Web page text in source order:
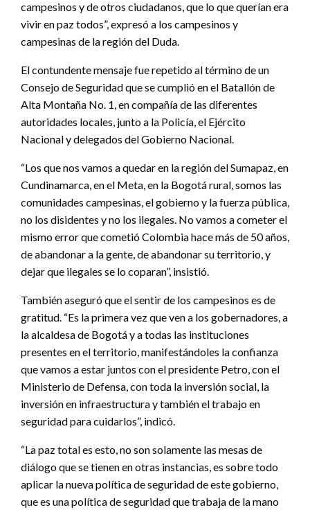
campesinos y de otros ciudadanos, que lo que querían era
vivir en paz todos”, expresó a los campesinos y
campesinas de la región del Duda.
El contundente mensaje fue repetido al término de un
Consejo de Seguridad que se cumplió en el Batallón de
Alta Montaña No. 1, en compañía de las diferentes
autoridades locales, junto a la Policía, el Ejército
Nacional y delegados del Gobierno Nacional.
“Los que nos vamos a quedar en la región del Sumapaz, en
Cundinamarca, en el Meta, en la Bogotá rural, somos las
comunidades campesinas, el gobierno y la fuerza pública,
no los disidentes y no los ilegales. No vamos a cometer el
mismo error que cometió Colombia hace más de 50 años,
de abandonar a la gente, de abandonar su territorio, y
dejar que ilegales se lo coparan”, insistió.
También aseguró que el sentir de los campesinos es de
gratitud. “Es la primera vez que ven a los gobernadores, a
la alcaldesa de Bogotá y a todas las instituciones
presentes en el territorio, manifestándoles la confianza
que vamos a estar juntos con el presidente Petro, con el
Ministerio de Defensa, con toda la inversión social, la
inversión en infraestructura y también el trabajo en
seguridad para cuidarlos”, indicó.
“La paz total es esto, no son solamente las mesas de
diálogo que se tienen en otras instancias, es sobre todo
aplicar la nueva política de seguridad de este gobierno,
que es una política de seguridad que trabaja de la mano